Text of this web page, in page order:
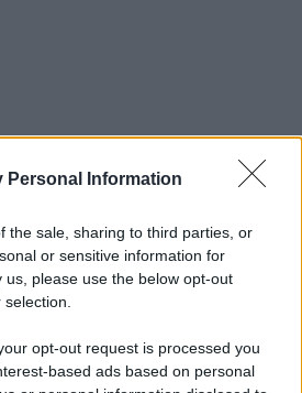
Personal Information
the sale, sharing to third parties, or
or sensitive information for
please use the below opt-out
opt-out request is processed you
based ads based on personal